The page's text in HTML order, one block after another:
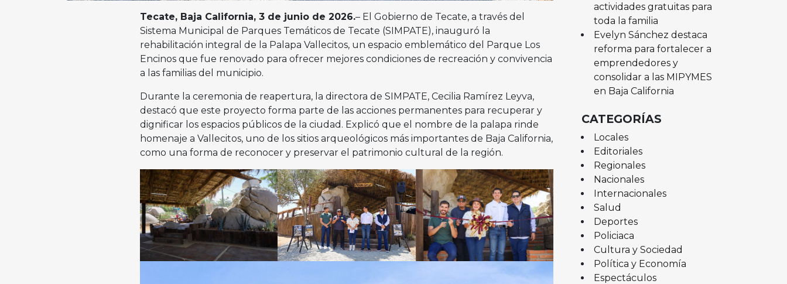
Tecate, Baja California, 3 de junio de 2026.– El Gobierno de Tecate, a través del
Sistema Municipal de Parques Temáticos de Tecate (SIMPATE), inauguró la
rehabilitación integral de la Palapa Vallecitos, un espacio emblemático del Parque Los
Encinos que fue renovado para ofrecer mejores condiciones de recreación y convivencia
a las familias del municipio.
Durante la ceremonia de reapertura, la directora de SIMPATE, Cecilia Ramírez Leyva,
destacó que este proyecto forma parte de las acciones permanentes para recuperar y
dignificar los espacios públicos de la ciudad. Explicó que el nombre de la palapa rinde
homenaje a Vallecitos, uno de los sitios arqueológicos más importantes de Baja California,
como una forma de reconocer y preservar el patrimonio cultural de la región.
actividades gratuitas para
toda la familia
Evelyn Sánchez destaca
reforma para fortalecer a
emprendedores y
consolidar a las MIPYMES
en Baja California
CATEGORÍAS
Locales
Editoriales
Regionales
Nacionales
Internacionales
Salud
Deportes
Policiaca
Cultura y Sociedad
Política y Economía
Espectáculos